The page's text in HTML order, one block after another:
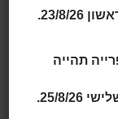
8/26.
ושני 23-24/8/26 הספרייה תהייה
8/26.